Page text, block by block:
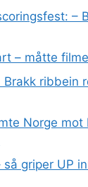
–
– måtte
Brakk ribbein
Norge mot
griper UP